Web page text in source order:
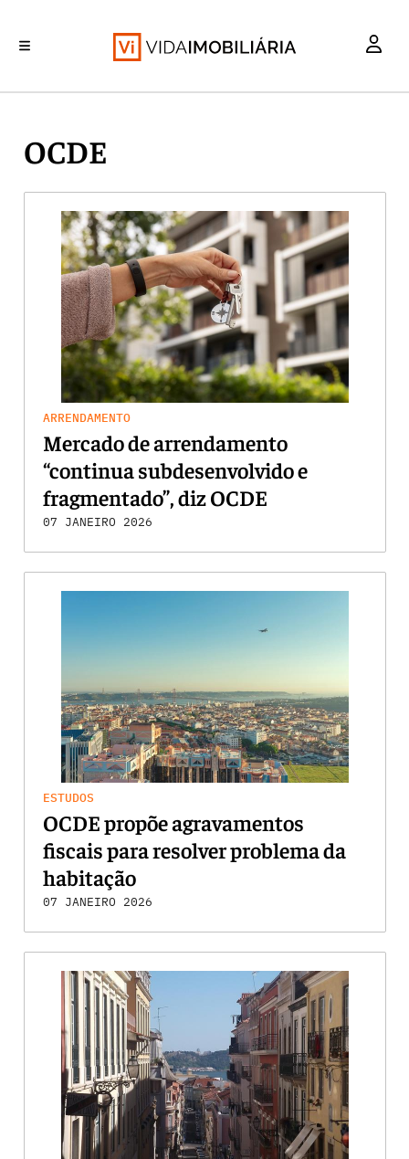
OCDE
ARRENDAMENTO
Mercado de arrendamento
“continua subdesenvolvido e
fragmentado”, diz OCDE
07 JANEIRO 2026
ESTUDOS
OCDE propõe agravamentos
fiscais para resolver problema da
habitação
07 JANEIRO 2026